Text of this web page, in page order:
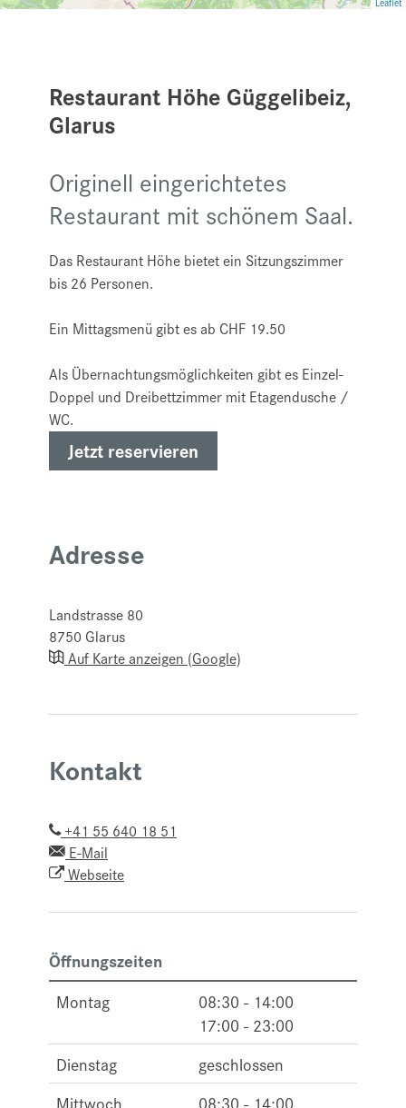
Restaurant Höhe Güggelibeiz,
Glarus
Originell eingerichtetes
Restaurant mit schönem Saal.
Das Restaurant Höhe bietet ein Sitzungszimmer
bis 26 Personen.
Ein Mittagsmenü gibt es ab CHF 19.50
Als Übernachtungsmöglichkeiten gibt es Einzel-
Doppel und Dreibettzimmer mit Etagendusche /
WC.
Jetzt reservieren
Adresse
Landstrasse 80
8750 Glarus
Auf Karte anzeigen (Google)
Kontakt
+41 55 640 18 51
E-Mail
Webseite
Öffnungszeiten
Montag
08:30 - 14:00
17:00 - 23:00
Dienstag
geschlossen
Mittwoch
08:30 - 14:00